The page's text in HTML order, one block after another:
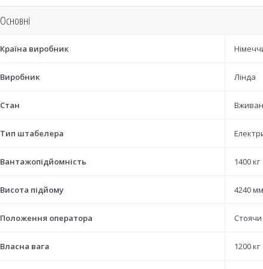
Основні
Країна виробник
Виробник Лінда
Стан
Тип штабелера
Вантажопідйомність 1400 кг
Висота підйому 4240 мм
Положення оператора Стоячи
Власна вага 1200 кг